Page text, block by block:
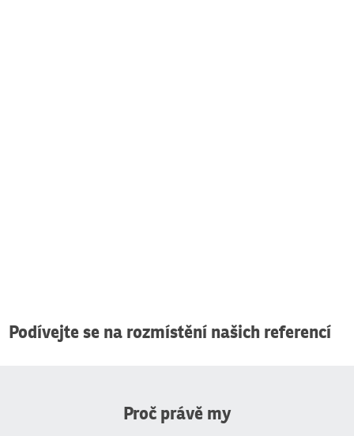
Podívejte se na rozmístění našich referencí
Proč právě my